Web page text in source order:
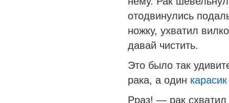
отодвинулись
ножку, ухватил
давай чистить.
Это было так
рака, а один карасик
Рраз! — рак схватил